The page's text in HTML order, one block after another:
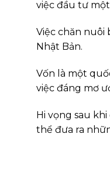
việc đầu tư
Việc chăn nuôi
Nhật Bản.
Vốn là một
việc đáng mơ
Hi vọng sau
thể đưa ra